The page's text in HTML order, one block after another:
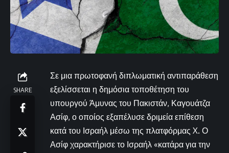
SHARE
Σε μια πρωτοφανή διπλωματική αντιπαράθεση
εξελίσσεται η δημόσια τοποθέτηση του
υπουργού Άμυνας του Πακιστάν, Καγουάτζα
Ασίφ, ο οποίος εξαπέλυσε δριμεία επίθεση
κατά του Ισραήλ μέσω της πλατφόρμας X. Ο
Ασίφ χαρακτήρισε το Ισραήλ «κατάρα για την